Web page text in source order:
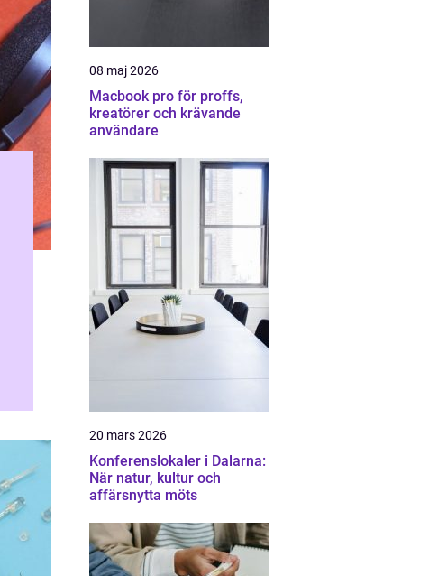
08 maj 2026
Macbook pro för proffs,
kreatörer och krävande
användare
20 mars 2026
Konferenslokaler i Dalarna:
När natur, kultur och
affärsnytta möts